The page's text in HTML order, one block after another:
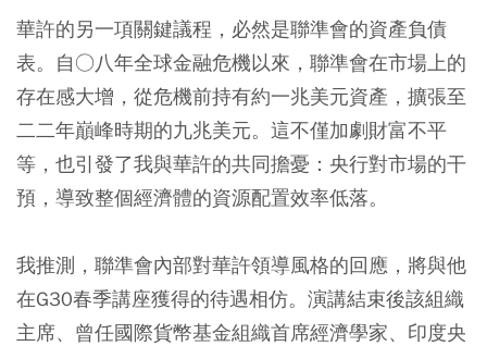
華許的另一項關鍵議程，必然是聯準會的資產負債
表。自○八年全球金融危機以來，聯準會在市場上的
存在感大增，從危機前持有約一兆美元資產，擴張至
二二年巔峰時期的九兆美元。這不僅加劇財富不平
等，也引發了我與華許的共同擔憂：央行對市場的干
預，導致整個經濟體的資源配置效率低落。
我推測，聯準會內部對華許領導風格的回應，將與他
在G30春季講座獲得的待遇相仿。演講結束後該組織
主席、曾任國際貨幣基金組織首席經濟學家、印度央